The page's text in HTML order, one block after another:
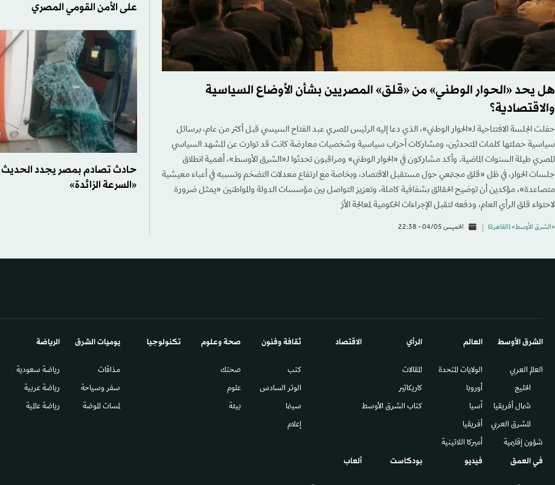
هل يحد «الحوار الوطني» من «قلق» المصريين بشأن الأوضاع السياسية
والاقتصادية؟
حفلت الجلسة الافتتاحية لـ«الحوار الوطني»، الذي دعا إليه الرئيس المصري عبد الفتاح السيسي قبل أكثر من عام، برسائل
سياسية حملتها كلمات المتحدثين، ومشاركات أحزاب سياسية وشخصيات معارضة كانت قد توارت عن المشهد السياسي
المصري طيلة السنوات الماضية. وأكد مشاركون في «الحوار الوطني» ومراقبون تحدثوا لـ«الشرق الأوسط»، أهمية انطلاق
جلسات الحوار، في ظل «قلق مجتمعي حول مستقبل الاقتصاد، وبخاصة مع ارتفاع معدلات التضخم وتسببه في أعباء معيشية
متصاعدة»، مؤكدين أن توضيح الحقائق بشفافية كاملة، وتعزيز التواصل بين مؤسسات الدولة والمواطنين «يمثل ضرورة
لاحتواء قلق الرأي العام، ودفعه لتقبل الإجراءات الحكومية لمعالجة الأز
«الشرق الأوسط» (القاهرة) الخميس 04/05 - 22:38
على الأمن القومي المصري
حادث تصادم بمصر يجدد
«السرعة الزائدة»
الشرق الأوسط​
العالم العربي
الخليج
شمال أفريقيا
المشرق العربي
شؤون إقليمية
العالم
الولايات المتحدة
أوروبا
آسيا
أفريقيا
أميركا اللاتينية
الرأي
المقالات
كاريكاتير
كتاب الشرق الأوسط
الاقتصاد ثقافة وفنون
كتب
الوتر السادس​
سينما
إعلام
صحة وعلوم
صحتك
علوم
بيئة
تكنولوجيا يوميات الشرق​
مذاقات
سفر وسياحة
لمسات الموضة
الرياضة
رياضة سعودية
رياضة عربية
رياضة عالمية
في العمق فيديو بودكاست ألعاب